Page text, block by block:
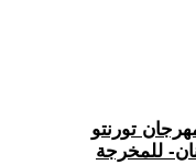
تورنتو
2026، فيلم -حنان- للمخرجة